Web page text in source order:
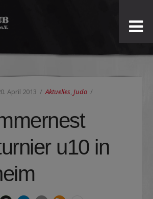
April 2013 Aktuelles, Judo
u10 in